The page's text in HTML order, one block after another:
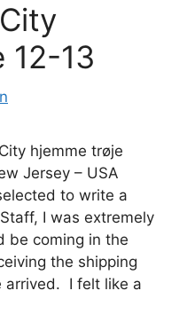
12-13
hjemme trøje
Jersey – USA
to write a
I was extremely
be coming in the
the shipping
arrived. I felt like a